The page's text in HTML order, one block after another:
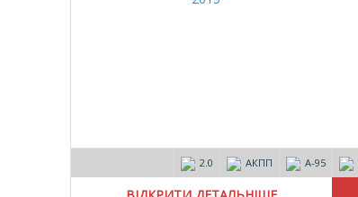
2.0 АКПП А-95